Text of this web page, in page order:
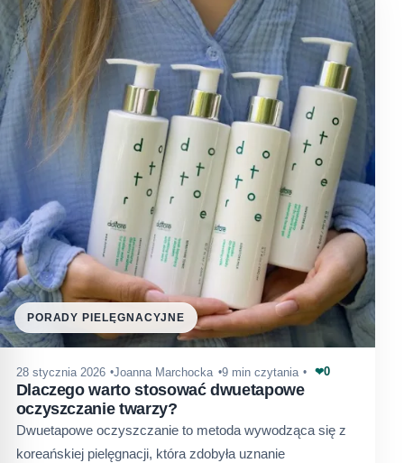
PORADY PIELĘGNACYJNE
28 stycznia 2026 Joanna Marchocka 9 min czytania ❤0
Dlaczego warto stosować dwuetapowe
oczyszczanie twarzy?
Dwuetapowe oczyszczanie to metoda wywodząca się z
koreańskiej pielęgnacji, która zdobyła uznanie